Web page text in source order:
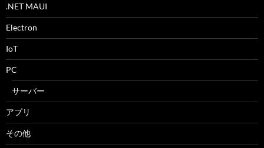
.NET MAUI
Electron
IoT
PC
サーバー
アプリ
その他